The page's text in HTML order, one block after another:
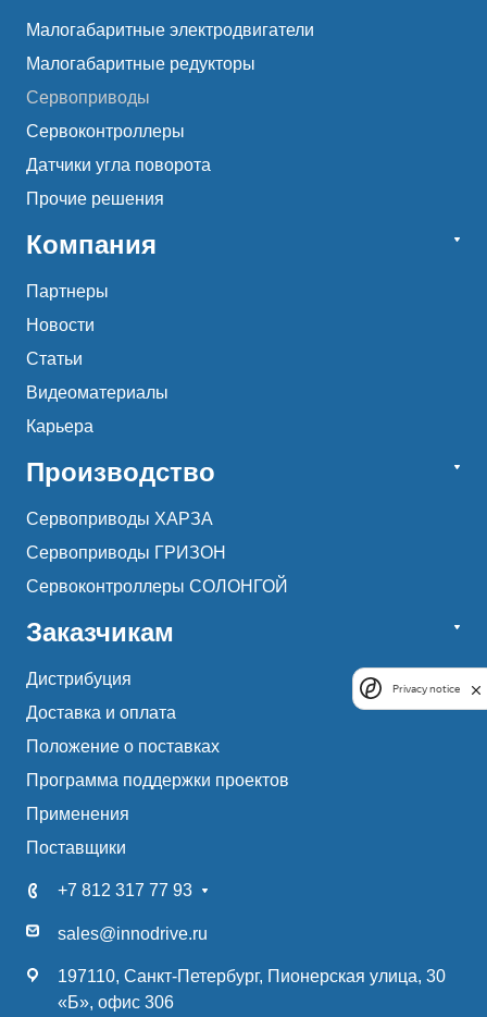
Малогабаритные электродвигатели
Малогабаритные редукторы
Сервоприводы
Сервоконтроллеры
Датчики угла поворота
Прочие решения
Компания
Партнеры
Новости
Статьи
Видеоматериалы
Карьера
Производство
Сервоприводы ХАРЗА
Сервоприводы ГРИЗОН
Сервоконтроллеры СОЛОНГОЙ
Заказчикам
Дистрибуция
Доставка и оплата
Положение о поставках
Программа поддержки проектов
Применения
Поставщики
+7 812 317 77 93
sales@innodrive.ru
197110, Санкт-Петербург, Пионерская улица, 30
«Б», офис 306
Privacy notice